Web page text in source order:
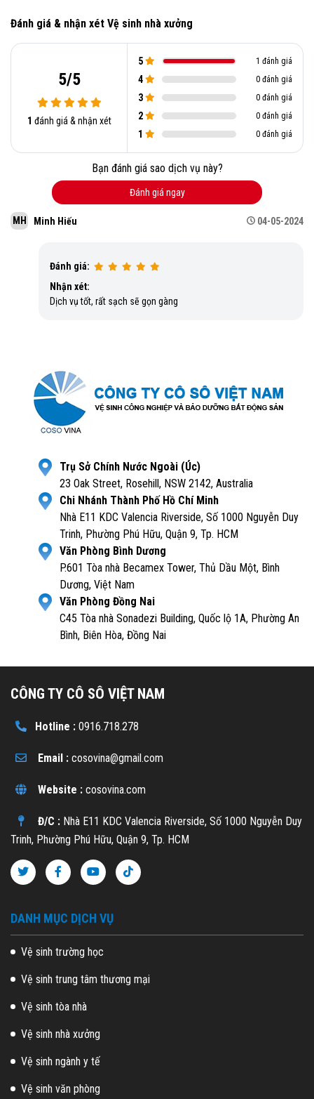
Đánh giá & nhận xét Vệ sinh nhà xưởng
5/5
1 đánh giá & nhận xét
5 1 đánh giá
4 0 đánh giá
3 0 đánh giá
2 0 đánh giá
1 0 đánh giá
Bạn đánh giá sao dịch vụ này?
Đánh giá ngay
MH Minh Hiếu 04-05-2024
Đánh giá:
Nhận xét:
Dịch vụ tốt, rất sạch sẽ gọn gàng
Trụ Sở Chính Nước Ngoài (Úc)
23 Oak Street, Rosehill, NSW 2142, Australia
Chi Nhánh Thành Phố Hồ Chí Minh
Nhà E11 KDC Valencia Riverside, Số 1000 Nguyễn Duy
Trinh, Phường Phú Hữu, Quận 9, Tp. HCM
Văn Phòng Bình Dương
P.601 Tòa nhà Becamex Tower, Thủ Dầu Một, Bình
Dương, Việt Nam
Văn Phòng Đồng Nai
C45 Tòa nhà Sonadezi Building, Quốc lộ 1A, Phường An
Bình, Biên Hòa, Đồng Nai
CÔNG TY CÔ SÔ VIỆT NAM
Hotline : 0916.718.278
Email : cosovina@gmail.com
Website : cosovina.com
Đ/C : Nhà E11 KDC Valencia Riverside, Số 1000 Nguyễn Duy
Trinh, Phường Phú Hữu, Quận 9, Tp. HCM
DANH MỤC DỊCH VỤ
Vệ sinh trường học
Vệ sinh trung tâm thương mại
Vệ sinh tòa nhà
Vệ sinh nhà xưởng
Vệ sinh ngành y tế
Vệ sinh văn phòng